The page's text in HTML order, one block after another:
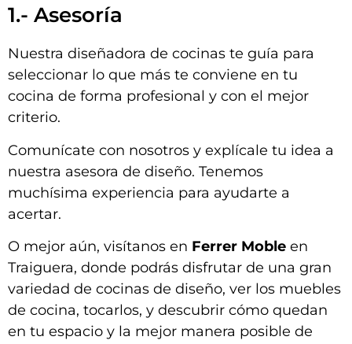
1.- Asesoría
Nuestra diseñadora de cocinas te guía para
seleccionar lo que más te conviene en tu
cocina de forma profesional y con el mejor
criterio.
Comunícate con nosotros y explícale tu idea a
nuestra asesora de diseño. Tenemos
muchísima experiencia para ayudarte a
acertar.
O mejor aún, visítanos en Ferrer Moble en
Traiguera, donde podrás disfrutar de una gran
variedad de cocinas de diseño, ver los muebles
de cocina, tocarlos, y descubrir cómo quedan
en tu espacio y la mejor manera posible de